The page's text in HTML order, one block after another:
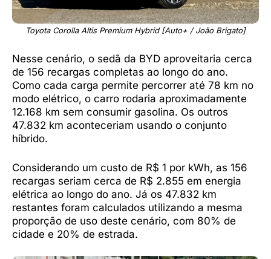
Toyota Corolla Altis Premium Hybrid [Auto+ / João Brigato]
Nesse cenário, o sedã da BYD aproveitaria cerca
de 156 recargas completas ao longo do ano.
Como cada carga permite percorrer até 78 km no
modo elétrico, o carro rodaria aproximadamente
12.168 km sem consumir gasolina. Os outros
47.832 km aconteceriam usando o conjunto
híbrido.
Considerando um custo de R$ 1 por kWh, as 156
recargas seriam cerca de R$ 2.855 em energia
elétrica ao longo do ano. Já os 47.832 km
restantes foram calculados utilizando a mesma
proporção de uso deste cenário, com 80% de
cidade e 20% de estrada.